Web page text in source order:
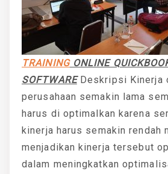
TRAININGONLINE
SOFTWAREDeskripsi Kinerja
perusahaan semakin lama
harus di optimalkan karena
kinerja harus semakin rendah
menjadikan kinerja tersebut
dalam meningkatkan